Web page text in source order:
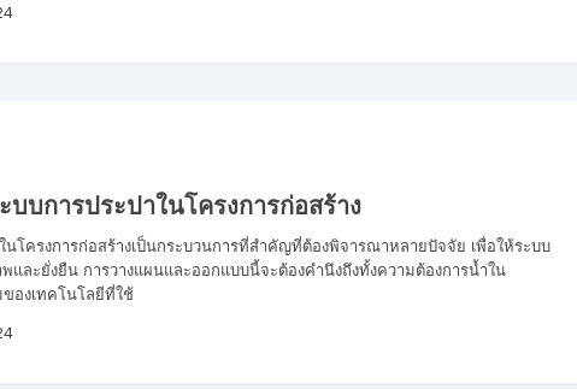
บการประปาในโครงการก่อสร้าง
นโครงการก่อสร้างเป็นกระบวนการที่สำคัญที่ต้องพิจารณาหลายปัจจัย เพื่อให้ระบบ
และยั่งยืน การวางแผนและออกแบบนี้จะต้องคำนึงถึงทั้งความต้องการน้ำใน
องเทคโนโลยีที่ใช้